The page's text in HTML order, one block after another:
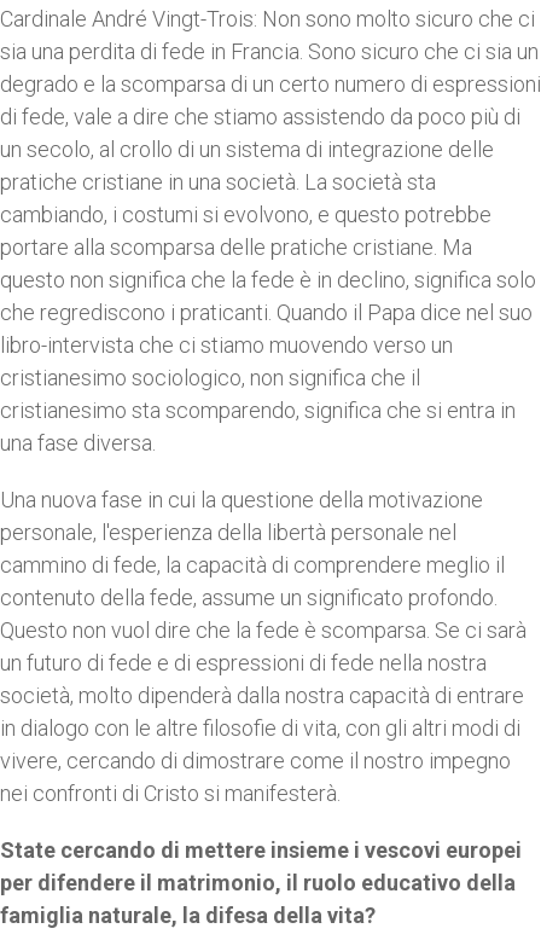
Cardinale André Vingt-Trois: Non sono molto sicuro che ci
sia una perdita di fede in Francia. Sono sicuro che ci sia un
degrado e la scomparsa di un certo numero di espressioni
di fede, vale a dire che stiamo assistendo da poco più di
un secolo, al crollo di un sistema di integrazione delle
pratiche cristiane in una società. La società sta
cambiando, i costumi si evolvono, e questo potrebbe
portare alla scomparsa delle pratiche cristiane. Ma
questo non significa che la fede è in declino, significa solo
che regrediscono i praticanti. Quando il Papa dice nel suo
libro-intervista che ci stiamo muovendo verso un
cristianesimo sociologico, non significa che il
cristianesimo sta scomparendo, significa che si entra in
una fase diversa.
Una nuova fase in cui la questione della motivazione
personale, l'esperienza della libertà personale nel
cammino di fede, la capacità di comprendere meglio il
contenuto della fede, assume un significato profondo.
Questo non vuol dire che la fede è scomparsa. Se ci sarà
un futuro di fede e di espressioni di fede nella nostra
società, molto dipenderà dalla nostra capacità di entrare
in dialogo con le altre filosofie di vita, con gli altri modi di
vivere, cercando di dimostrare come il nostro impegno
nei confronti di Cristo si manifesterà.
State cercando di mettere insieme i vescovi europei
per difendere il matrimonio, il ruolo educativo della
famiglia naturale, la difesa della vita?